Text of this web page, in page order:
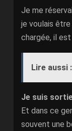
Je me
je voulais être
chargée, il
Lire aussi :
Je suis
Et dans ce
souvent une